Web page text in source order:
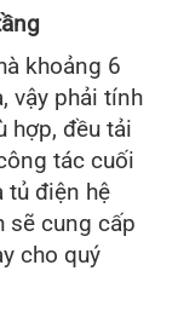
khoảng 6
vậy phải tính
hợp, đều tải
tác cuối
tủ điện hệ
sẽ cung cấp
cho quý